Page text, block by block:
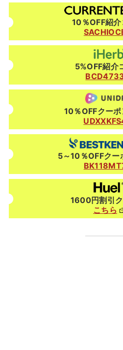
10％OFF紹介
5%OFF紹介
10％OFFクー
5～10％OFFクー
1600円割引
こちら